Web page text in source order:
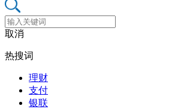
取消
热搜词
理财
支付
银联